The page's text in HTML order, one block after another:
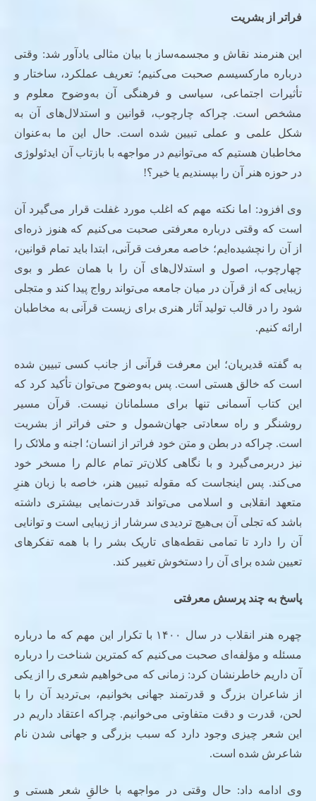
فراتر از بشریت
این هنرمند نقاش و مجسمه‌ساز با بیان مثالی یادآور شد: وقتی
درباره مارکسیسم صحبت می‌کنیم؛ تعریف عملکرد، ساختار و
تأثیرات اجتماعی، سیاسی و فرهنگی آن به‌وضوح معلوم و
مشخص است. چراکه چارچوب، قوانین و استدلال‌های آن به
شکل علمی و عملی تبیین شده است. حال این ما به‌عنوان
مخاطبان هستیم که می‌توانیم در مواجهه با بازتاب آن ایدئولوژی
در حوزه هنر آن را بپسندیم یا خیر؟!
وی افزود: اما نکته مهم که اغلب مورد غفلت قرار می‌گیرد آن
است که وقتی درباره معرفتی صحبت می‌کنیم که هنوز ذره‌ای
از آن را نچشیده‌ایم؛ خاصه معرفت قرآنی، ابتدا باید تمام قوانین،
چهارچوب، اصول و استدلال‌های آن را با همان عطر و بوی
زیبایی که از قرآن در میان جامعه می‌تواند رواج پیدا کند و متجلی
شود را در قالب تولید آثار هنری برای زیست قرآنی به مخاطبان
ارائه کنیم.
به گفته قدیریان؛ این معرفت قرآنی از جانب کسی تبیین شده
است که خالق هستی است. پس به‌وضوح می‌توان تأکید کرد که
این کتاب آسمانی تنها برای مسلمانان نیست. قرآن مسیر
روشنگر و راه سعادتی جهان‌شمول و حتی فراتر از بشریت
است. چراکه در بطن و متن خود فراتر از انسان؛ اجنه و ملائک را
نیز دربرمی‌گیرد و با نگاهی کلان‌تر تمام عالم را مسخر خود
می‌کند. پس اینجاست که مقوله تبیین هنر، خاصه با زبان هنرِ
متعهد انقلابی و اسلامی می‌تواند قدرت‌نمایی بیشتری داشته
باشد که تجلی آن بی‌هیچ تردیدی سرشار از زیبایی است و توانایی
آن را دارد تا تمامی نقطه‌های تاریک بشر را با همه تفکرهای
تعیین شده برای آن را دستخوش تغییر کند.
پاسخ به چند پرسش معرفتی
چهره هنر انقلاب در سال ۱۴۰۰ با تکرار این مهم که ما درباره‌
مسئله و مؤلفه‌ای صحبت می‌کنیم که کمترین شناخت را درباره
آن داریم خاطرنشان کرد: زمانی که می‌خواهیم شعری را از یکی
از شاعران بزرگ‌ و قدرتمند جهانی بخوانیم، بی‌تردید آن را با
لحن، قدرت و دقت متفاوتی می‌خوانیم. چراکه اعتقاد داریم در
این شعر چیزی وجود دارد که سبب بزرگی و جهانی شدن نام
شاعرش شده است.
وی ادامه داد: حال وقتی در مواجهه با خالقِ شعر هستی و